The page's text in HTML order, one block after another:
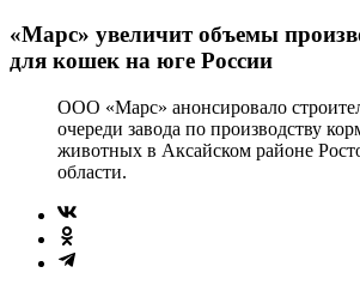
«Марс» увеличит объемы
для кошек на юге России
ООО «Марс» анонсировало
очереди завода по производству
животных в Аксайском районе
области.